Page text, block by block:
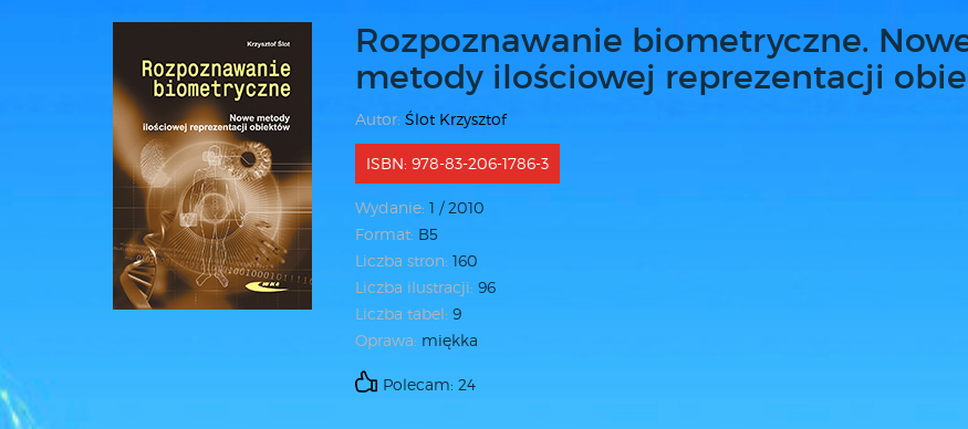
Rozpoznawanie biometryczne.
metody ilościowej reprezentacji
Autor: Ślot Krzysztof
ISBN: 978-83-206-1786-3
Wydanie: 1 / 2010
Format: B5
Liczba stron: 160
Liczba ilustracji: 96
Liczba tabel: 9
Oprawa: miękka
Polecam: 24